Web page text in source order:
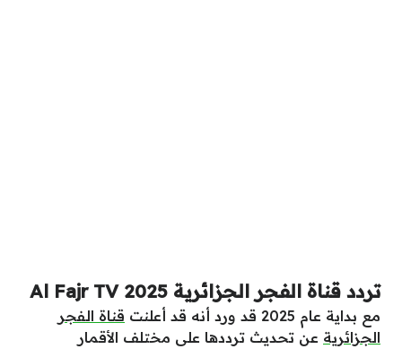
تردد قناة الفجر الجزائرية 2025 Al Fajr TV
مع بداية عام 2025 قد ورد أنه قد أعلنت
قناة الفجر
الجزائرية عن تحديث ترددها على مختلف الأقمار